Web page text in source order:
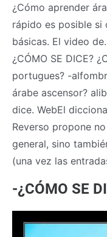
¿Cómo aprender
rápido es posible si
básicas. El video
¿CÓMO SE DICE?
portugues? -
árabe ascensor?
dice. WebEl
Reverso propone
general, sino
(una vez las
-¿CÓMO SE